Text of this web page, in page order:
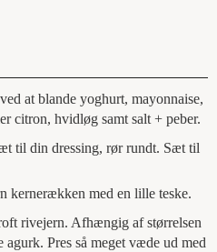
at blande yoghurt, mayonnaise,
citron, hvidløg samt salt + peber.
til din dressing, rør rundt. Sæt til
kernerækken med en lille teske.
rivejern. Afhængig af størrelsen
Pres så meget væde ud med